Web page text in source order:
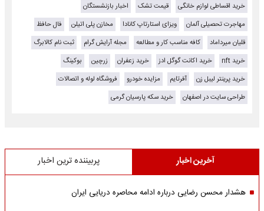
خرید اقساطی لوازم خانگی قیمت تشک
اخبار بازنشستگان
مهاجرت تحصیلی آلمان
ویزای استارتاپ کانادا مخازن پلی اتیلن
فال حافظ
قلیان میرداماد
کافه مناسب کار و مطالعه مجله آرایش گرام
ثبت نام کالابرگ
خرید nft
خرید اکانت گوگل ادز خرید زعفران زرچین
بوکینگ
خرید پرینتر لیبل زن
آفرتایم مزایده خودرو
فروشگاه لوله و اتصالات
طراحی سایت در اصفهان
خرید سکه پارسیان گرمی
آخرین اخبار پربیننده ترین اخبار
هشدار محسن رضایی درباره ادامه محاصره دریایی ایران